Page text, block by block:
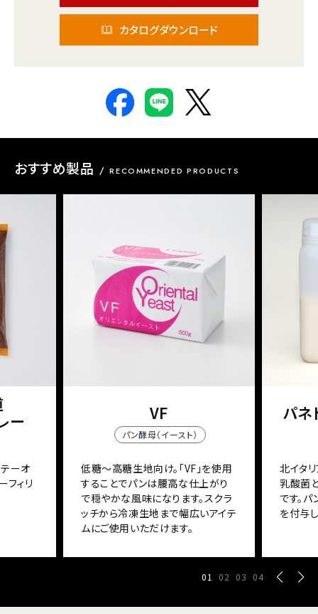
カタログダウンロード
おすすめ製品 RECOMMENDED PRODUCTS
ー
ーオ
フィリ
VF
パン酵母（イースト）
低糖～高糖生地向け。「VF」を使用
することでパンは腰高な仕上がり
で穏やかな風味になります。スクラ
ッチから冷凍生地まで幅広いアイテ
ムにご使用いただけます。
パネ
北イタ
乳酸菌
です。
を付与
01 02 03 04